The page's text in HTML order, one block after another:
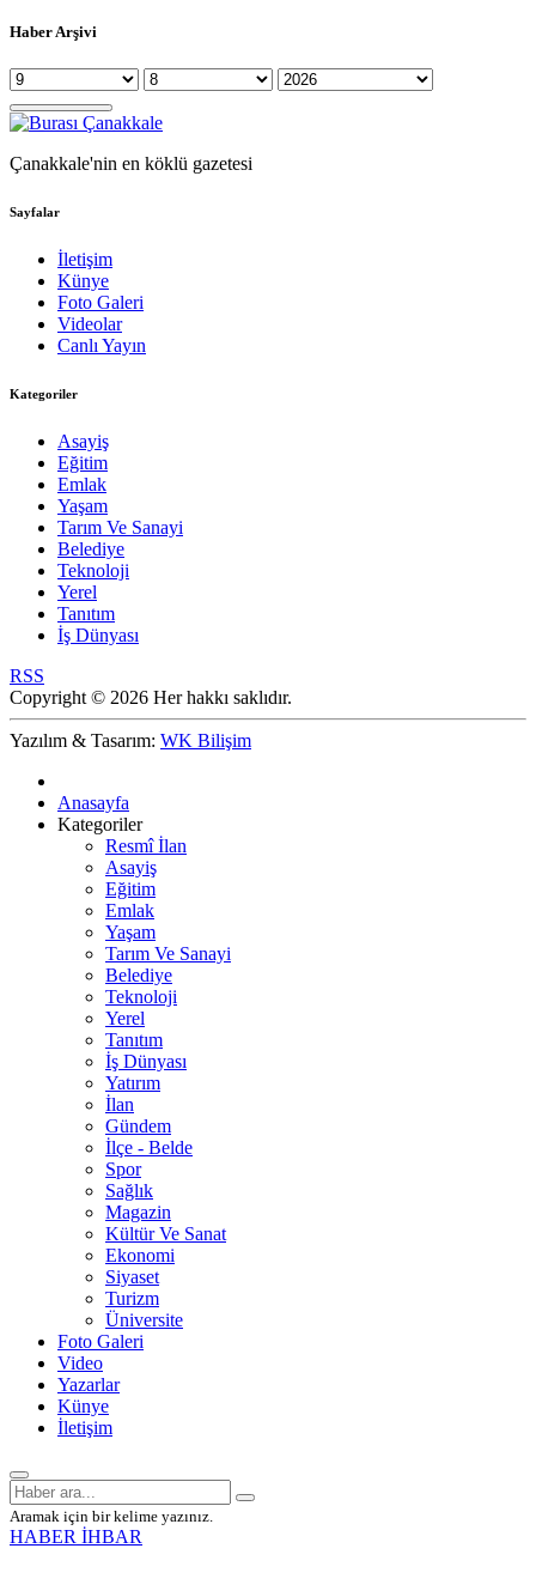
Haber Arşivi
Çanakkale'nin en köklü gazetesi
Sayfalar
İletişim
Künye
Foto Galeri
Videolar
Canlı Yayın
Kategoriler
Asayiş
Eğitim
Emlak
Yaşam
Tarım Ve Sanayi
Belediye
Teknoloji
Yerel
Tanıtım
İş Dünyası
RSS
Copyright © 2026 Her hakkı saklıdır.
Yazılım & Tasarım: WK Bilişim
Anasayfa
Kategoriler
Resmî İlan
Asayiş
Eğitim
Emlak
Yaşam
Tarım Ve Sanayi
Belediye
Teknoloji
Yerel
Tanıtım
İş Dünyası
Yatırım
İlan
Gündem
İlçe - Belde
Spor
Sağlık
Magazin
Kültür Ve Sanat
Ekonomi
Siyaset
Turizm
Üniversite
Foto Galeri
Video
Yazarlar
Künye
İletişim
Aramak için bir kelime yazınız.
HABER İHBAR